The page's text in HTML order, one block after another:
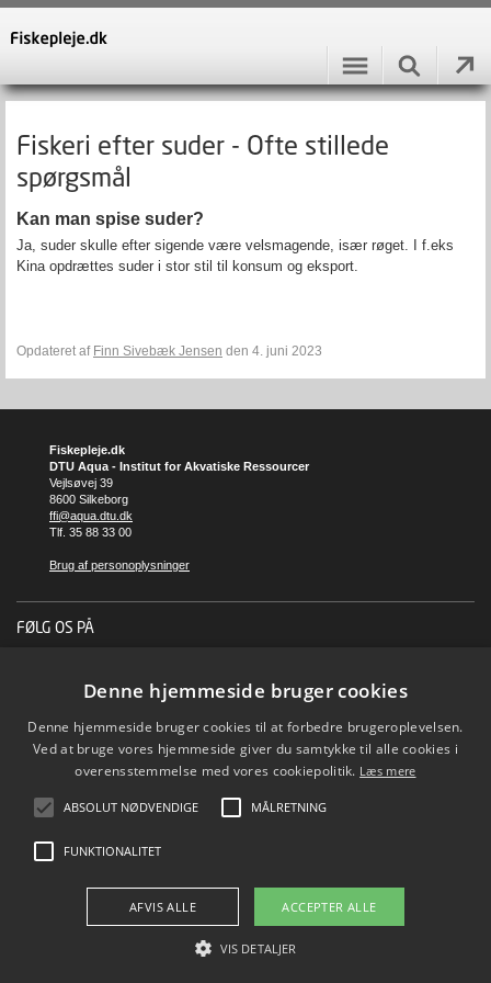
Fiskeri efter suder - Ofte stillede
spørgsmål
Kan man spise suder?
Ja, suder skulle efter sigende være velsmagende, især røget. I f.eks
Kina opdrættes suder i stor stil til konsum og eksport.
Opdateret af Finn Sivebæk Jensen den 4. juni 2023
Fiskepleje.dk
DTU Aqua - Institut for Akvatiske Ressourcer
Vejlsøvej 39
8600 Silkeborg
ffi@aqua.dtu.dk
Tlf. 35 88 33 00
Brug af personoplysninger
FØLG OS PÅ
Denne hjemmeside bruger cookies
Denne hjemmeside bruger cookies til at forbedre brugeroplevelsen.
Ved at bruge vores hjemmeside giver du samtykke til alle cookies i
overensstemmelse med vores cookiepolitik. Læs mere
ABSOLUT NØDVENDIGE MÅLRETNING
FUNKTIONALITET
ACCEPTER ALLE
AFVIS ALLE
VIS DETALJER